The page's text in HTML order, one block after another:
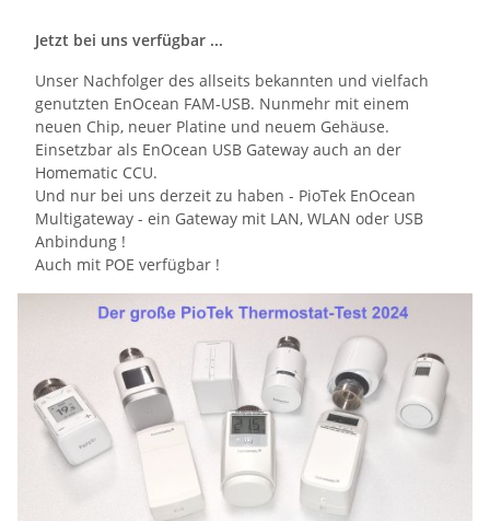
Jetzt bei uns verfügbar ...
Unser Nachfolger des allseits bekannten und vielfach
genutzten EnOcean FAM-USB. Nunmehr mit einem
neuen Chip, neuer Platine und neuem Gehäuse.
Einsetzbar als EnOcean USB Gateway auch an der
Homematic CCU.
Und nur bei uns derzeit zu haben - PioTek EnOcean
Multigateway - ein Gateway mit LAN, WLAN oder USB
Anbindung !
Auch mit POE verfügbar !